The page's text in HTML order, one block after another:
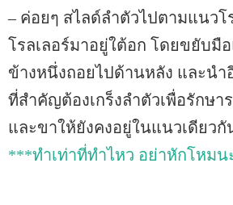
– ค่อยๆ สไลด์ลำตัวไปตามแนวโ
โรลเลอร์มาอยู่ใต้อก โดยขยับมื
ข้างหนึ่งถอยไปด้านหลัง และนำ
ที่สำคัญต้องเกร็งลำตัวเพื่อรักษา
และขาให้ยังคงอยู่ในแนวเดียว
***ทำเท่าที่ทำไหว อย่าหักโหมน